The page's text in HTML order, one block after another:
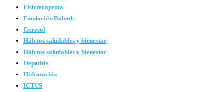
Fisioterapeuta
Fundación Bobath
Gerosol
Hábitos saludables y bienestar
Hábitos saludables y bienestar
Hepatitis
Hidratación
ICTUS